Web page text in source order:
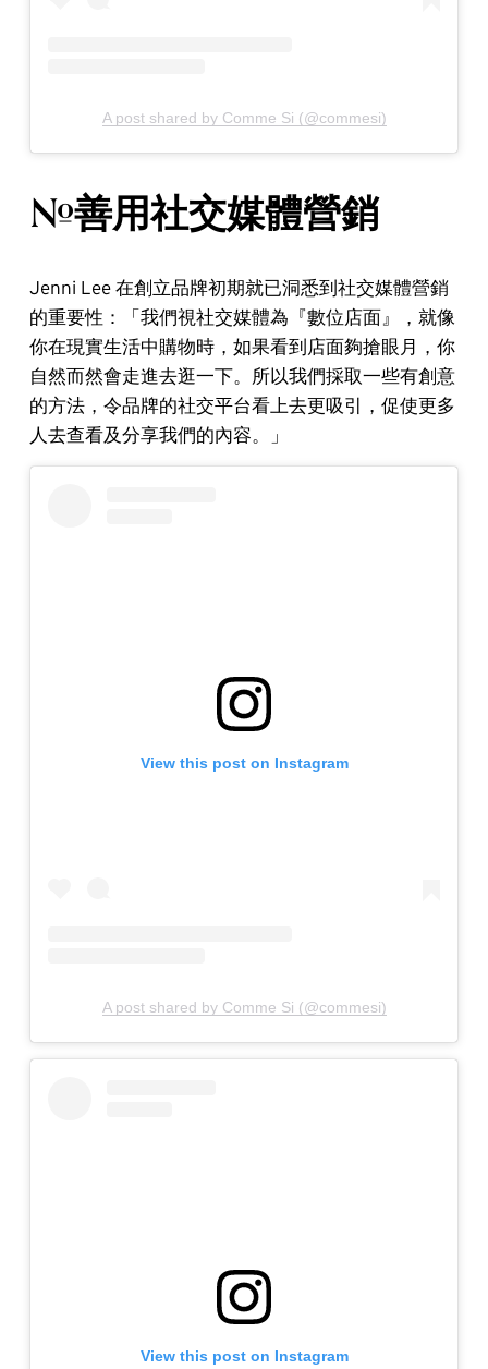
A post shared by Comme Si (@commesi)
#善用社交媒體營銷
Jenni Lee 在創立品牌初期就已洞悉到社交媒體營銷
的重要性：「我們視社交媒體為『數位店面』，就像
你在現實生活中購物時，如果看到店面夠搶眼月，你
自然而然會走進去逛一下。所以我們採取一些有創意
的方法，令品牌的社交平台看上去更吸引，促使更多
人去查看及分享我們的內容。」
View this post on Instagram
A post shared by Comme Si (@commesi)
View this post on Instagram